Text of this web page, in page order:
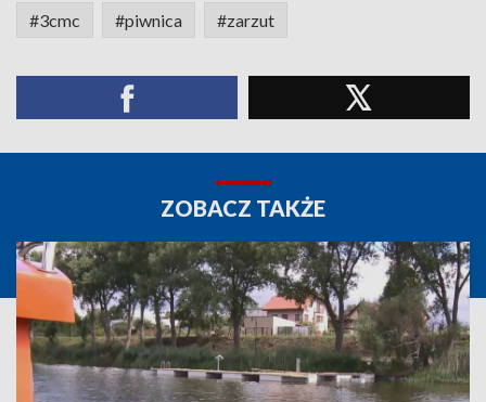
#3cmc #piwnica #zarzut
ZOBACZ TAKŻE